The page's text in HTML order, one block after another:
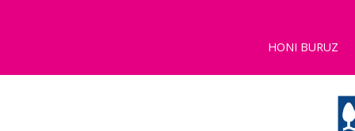
HONI BURUZ